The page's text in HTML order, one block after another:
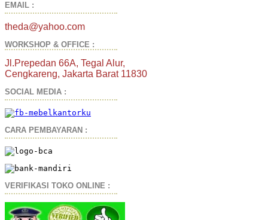
EMAIL :
theda@yahoo.com
WORKSHOP & OFFICE :
Jl.Prepedan 66A, Tegal Alur,
Cengkareng, Jakarta Barat 11830
SOCIAL MEDIA :
CARA PEMBAYARAN :
VERIFIKASI TOKO ONLINE :